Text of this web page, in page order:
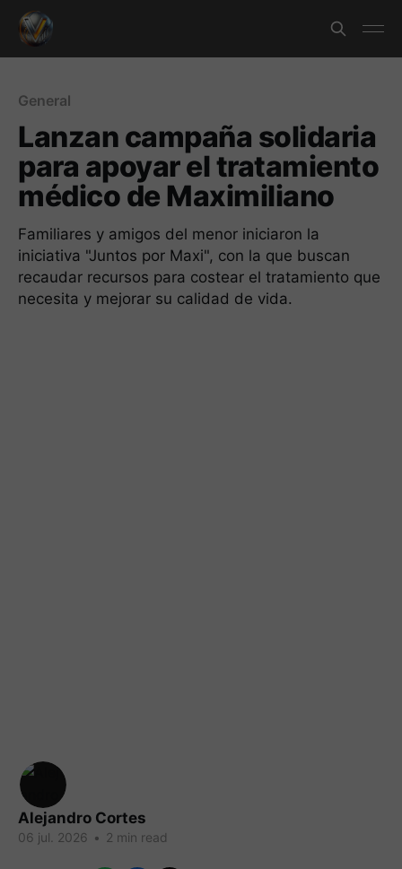
General
Lanzan campaña solidaria
para apoyar el tratamiento
médico de Maximiliano
Familiares y amigos del menor iniciaron la
iniciativa "Juntos por Maxi", con la que buscan
recaudar recursos para costear el tratamiento que
necesita y mejorar su calidad de vida.
Alejandro Cortes
06 jul. 2026 • 2 min read